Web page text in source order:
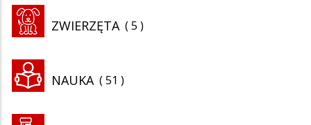
ZWIERZĘTA 5
51
NAUKA